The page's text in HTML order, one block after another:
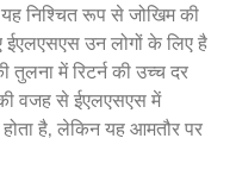
निश्चित रूप से जोखिम की
उन लोगों के लिए है
में रिटर्न की उच्च दर
की वजह से ईएलएसएस में
है, लेकिन यह आमतौर पर